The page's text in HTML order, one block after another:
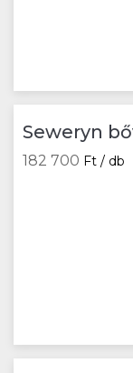
Seweryn
craft tölgy
182 700 Ft / db